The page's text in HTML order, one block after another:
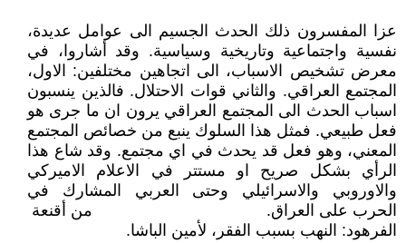
عزا المفسرون ذلك الحدث الجسيم الى عوامل عديدة،
نفسية واجتماعية وتاريخية وسياسية. وقد أشاروا، في
معرض تشخيص الاسباب، الى اتجاهين مختلفين: الاول،
المجتمع العراقي. والثاني قوات الاحتلال. فالذين ينسبون
اسباب الحدث الى المجتمع العراقي يرون ان ما جرى هو
فعل طبيعي. فمثل هذا السلوك ينبع من خصائص المجتمع
المعني، وهو فعل قد يحدث في اي مجتمع. وقد شاع هذا
الرأي بشكل صريح او مستتر في الاعلام الاميركي
والاوروبي والاسرائيلي وحتى العربي المشارك في
الحرب على العراق. من أقنعة
الفرهود: النهب بسبب الفقر، لأمين الباشا.